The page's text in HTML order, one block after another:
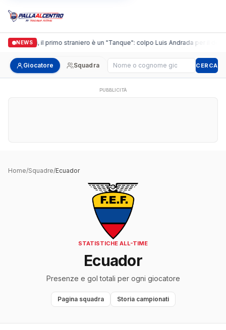
NEWS
Casalguidi, il primo straniero è un "Tanque": colpo Luis Andrada per il
Giocatore Squadra Cerca giocatore CERCA
PUBBLICITÀ
Home/Squadre/Ecuador
STATISTICHE ALL-TIME
Ecuador
Presenze e gol totali per ogni giocatore
Pagina squadra Storia campionati